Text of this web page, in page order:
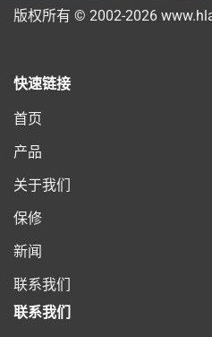
版权所有 © 2002-2026
快速链接
首页
产品
关于我们
保修
新闻
联系我们
联系我们